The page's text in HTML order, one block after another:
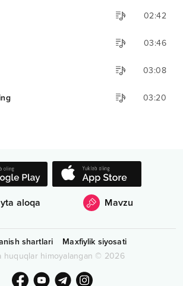
02:42
03:46
03:08
03:20
aloqa Mavzu
shartlari
Maxfiylik siyosati
huquqlar himoyalangan © 2026